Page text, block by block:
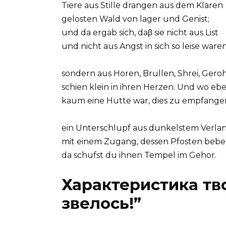
Tiere aus Stille drangen aus dem Klaren
gelosten Wald von lager und Genist;
und da ergab sich, daβ sie nicht aus List
und nicht aus Angst in sich so leise
sondern aus Horen, Brullen, Shrei,
schien klein in ihren Herzen. Und wo
kaum eine Hutte war, dies zu
ein Unterschlupf aus dunkelstem
mit einem Zugang, dessen Pfosten
da schufst du ihnen Tempel im Gehor.
Характеристика
звелось!”